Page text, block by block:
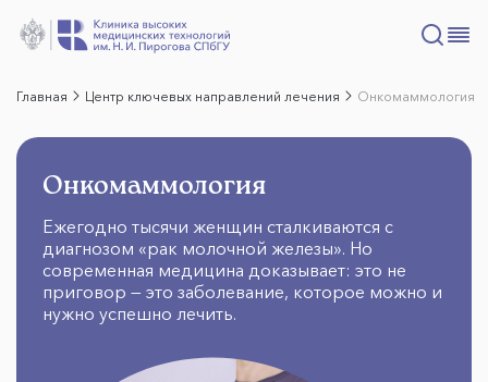
Главная Центр ключевых направлений лечения Онкомаммология
Онкомаммология
Ежегодно тысячи женщин сталкиваются с
диагнозом «рак молочной железы». Но
современная медицина доказывает: это не
приговор — это заболевание, которое можно и
нужно успешно лечить.